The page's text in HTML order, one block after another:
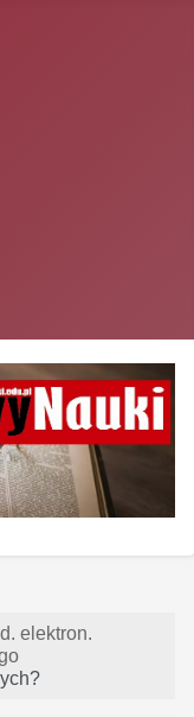
elektron.